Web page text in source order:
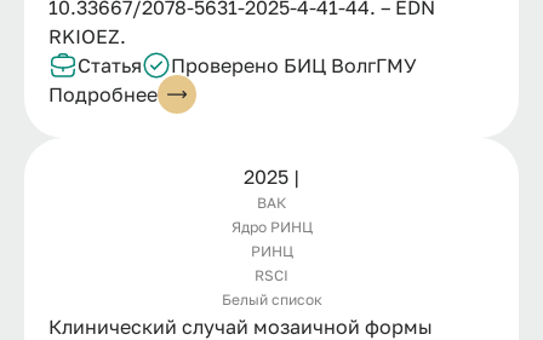
10.33667/2078-5631-2025-4-41-44. – EDN
RKIOEZ.
Статья
Проверено БИЦ ВолгГМУ
Подробнее
2025 |
ВАК
Ядро РИНЦ
РИНЦ
RSCI
Белый список
Клинический случай мозаичной формы